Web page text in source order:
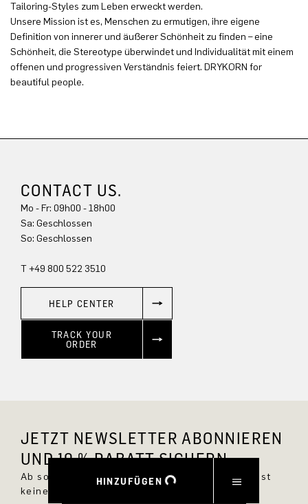
HINZUFÜGEN
Tailoring-Styles zum Leben erweckt werden.
Unsere Mission ist es, Menschen zu ermutigen, ihre eigene
Definition von innerer und äußerer Schönheit zu finden – eine
Schönheit, die Stereotype überwindet und Individualität mit einem
offenen und progressiven Verständnis feiert. DRYKORN for
beautiful people.
CONTACT US.
Mo - Fr: 09h00 - 18h00
Sa: Geschlossen
So: Geschlossen
T +49 800 522 3510
HELP CENTER
TRACK YOUR
ORDER
JETZT NEWSLETTER ABONNIEREN
UND 10 % RABATT SICHERN.
Ab sofort bist Du immer up to date und verpasst
keine neuen Styles im DRYKORN Online Shop.